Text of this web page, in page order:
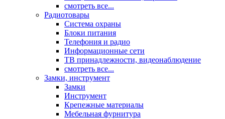
смотреть все...
Радиотовары
Система охраны
Блоки питания
Телефония и радио
Информационные сети
ТВ принадлежности, видеонаблюдение
смотреть все...
Замки, инструмент
Замки
Инструмент
Крепежные материалы
Мебельная фурнитура